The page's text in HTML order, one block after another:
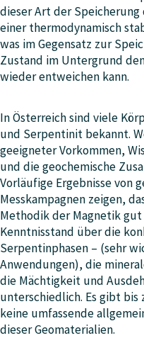
dieser Art der Speicherung
einer thermodynamisch
was im Gegensatz zur
Zustand im Untergrund
wieder entweichen kann.
In Österreich sind viele
und Serpentinit bekannt.
geeigneter Vorkommen,
und die geochemische
Vorläufige Ergebnisse von
Messkampagnen zeigen,
Methodik der Magnetik gut
Kenntnisstand über die
Serpentinphasen – (sehr
Anwendungen), die
die Mächtigkeit und
unterschiedlich. Es gibt
keine umfassende
dieser Geomaterialien.